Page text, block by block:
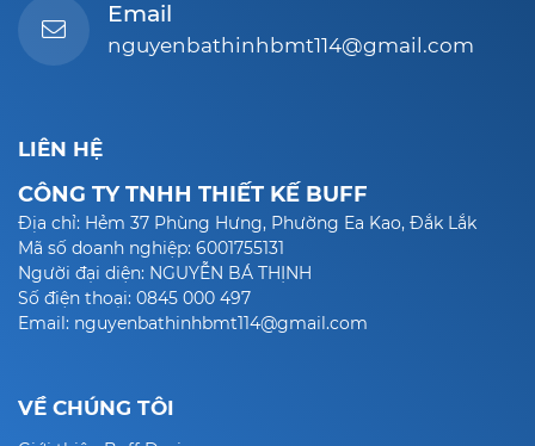
Email
nguyenbathinhbmt114@gmail.com
LIÊN HỆ
CÔNG TY TNHH THIẾT KẾ BUFF
Địa chỉ: Hẻm 37 Phùng Hưng, Phường Ea Kao, Đắk Lắk
Mã số doanh nghiệp: 6001755131
Người đại diện: NGUYỄN BÁ THỊNH
Số điện thoại: 0845 000 497
Email: nguyenbathinhbmt114@gmail.com
VỀ CHÚNG TÔI